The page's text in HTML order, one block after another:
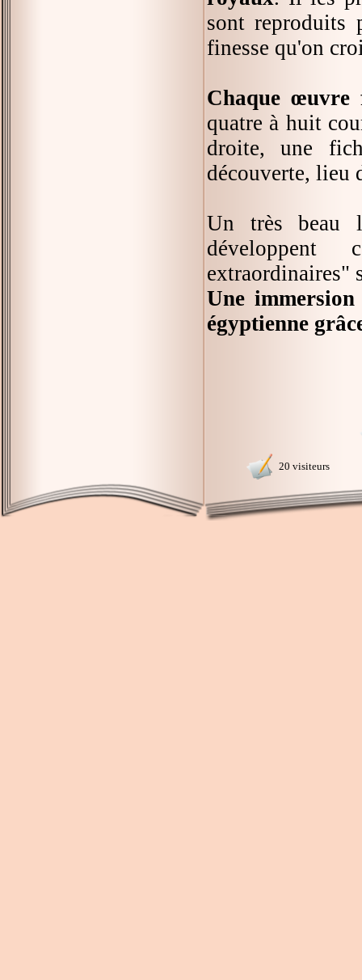
sont reproduits
finesse qu'on
Chaque œuvre
quatre à huit
droite, une
découverte, lieu
Un très beau
développent
extraordinaires"
Une
égyptienne
20 visiteurs